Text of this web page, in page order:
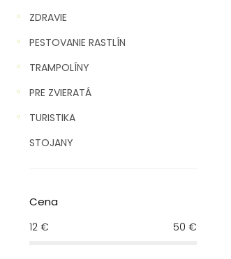
ZDRAVIE
PESTOVANIE RASTLÍN
TRAMPOLÍNY
PRE ZVIERATÁ
TURISTIKA
STOJANY
Cena
12 € 50 €